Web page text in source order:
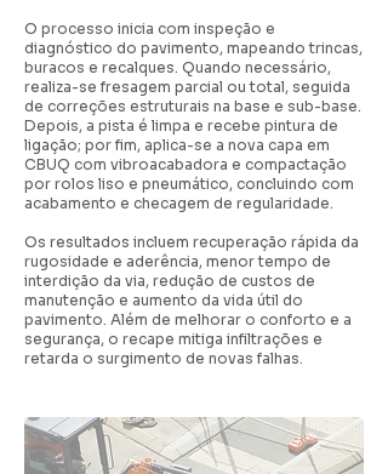
O processo inicia com inspeção e
diagnóstico do pavimento, mapeando trincas,
buracos e recalques. Quando necessário,
realiza-se fresagem parcial ou total, seguida
de correções estruturais na base e sub-base.
Depois, a pista é limpa e recebe pintura de
ligação; por fim, aplica-se a nova capa em
CBUQ com vibroacabadora e compactação
por rolos liso e pneumático, concluindo com
acabamento e checagem de regularidade.
Os resultados incluem recuperação rápida da
rugosidade e aderência, menor tempo de
interdição da via, redução de custos de
manutenção e aumento da vida útil do
pavimento. Além de melhorar o conforto e a
segurança, o recape mitiga infiltrações e
retarda o surgimento de novas falhas.